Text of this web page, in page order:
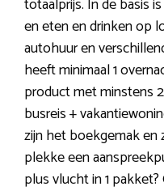
totaalprijs. In de basis
en eten en drinken op
autohuur en
heeft minimaal 1
product met minstens
busreis +
zijn het boekgemak en
plekke een
plus vlucht in 1